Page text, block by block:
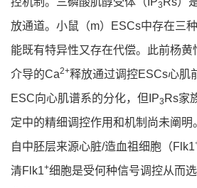
3
放通道。小鼠（m）ESCs中存在三
能既有特异性又存在代偿。此前杨黄
介导的Ca2+释放通过调控ESCs心肌
ESC向心肌谱系的分化，但IP3 Rs家
定中的精细调控作用和机制尚未阐
自中胚层来源心脏/造血祖细胞（Flk1
清Flk1+细胞是受何种信号调控从而